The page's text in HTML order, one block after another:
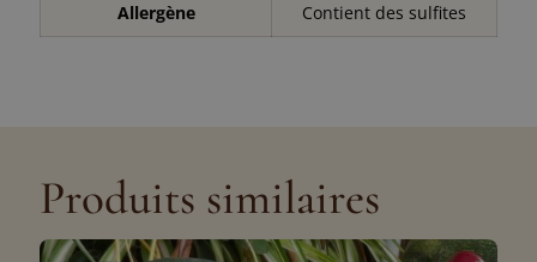
Allergène Contient des sulfites
Produits similaires